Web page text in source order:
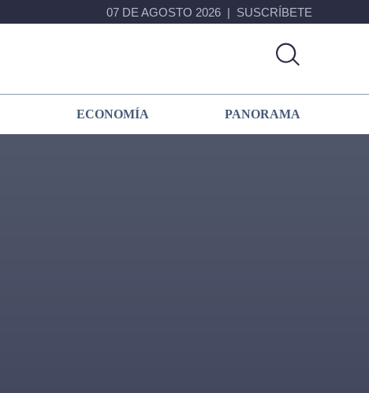
07 DE AGOSTO 2026 SUSCRÍBETE
ECONOMÍA PANORAMA